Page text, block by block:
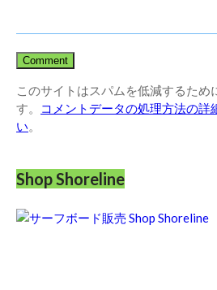
このサイトはスパムを低減するため
す。
コメントデータの処理方法の詳
い。
Shop Shoreline